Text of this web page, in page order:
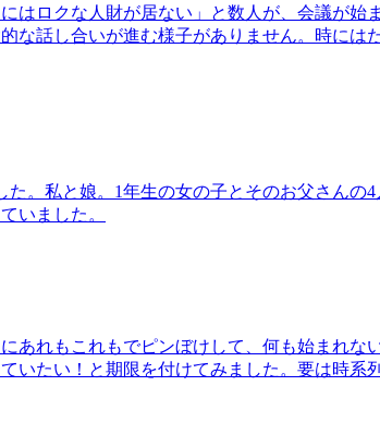
はロクな人財が居ない」と数人が、会議が始
な話し合いが進む様子がありません。時には
。私と娘。1年生の女の子とそのお父さんの
いました。
あれもこれもでピンぼけして、何も始まれな
いたい！と期限を付けてみました。要は時系